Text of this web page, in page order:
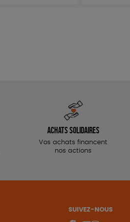
Achats solidaires
Vos achats financent
nos actions
SUIVEZ-NOUS